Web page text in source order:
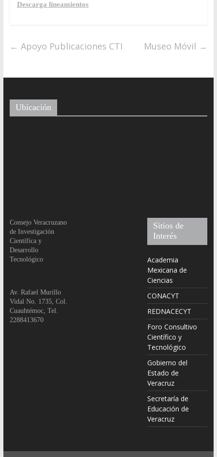
Descarga lineamientos
← Apoyo Publicaciones CTI Museo Móvil →
Ubicación
Consejo Veracruzano
de Investigación
Científica y
Desarrollo
Tecnológico
Av. Rafael Murillo
Vidal No. 1735, Col.
Cuauhtémoc, Tel.
2288413670
Sitios de
Interés
Academia
Mexicana de
Ciencias
CONACYT
REDNACECYT
Foro Consultivo
Científico y
Tecnológico
Gobierno del
Estado de
Veracruz
Secretaría de
Educación de
Veracruz